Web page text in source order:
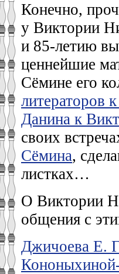
Конечно,
у Виктории
и 85-летию
ценнейшие
Сёмине его
литераторов
Данина к
своих
Сёмина,
листках…
О Виктории
общения с
Джичоева Е.